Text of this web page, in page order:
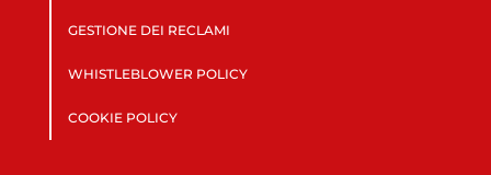
GESTIONE DEI RECLAMI
WHISTLEBLOWER POLICY
COOKIE POLICY